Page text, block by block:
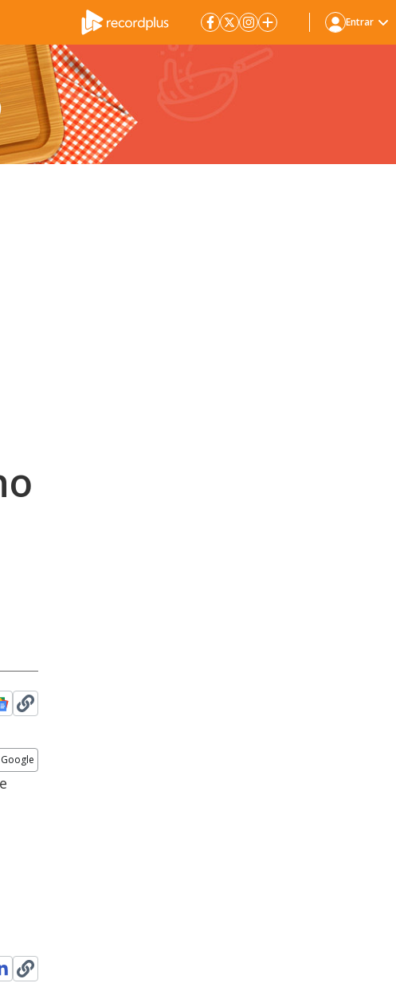
Entrar